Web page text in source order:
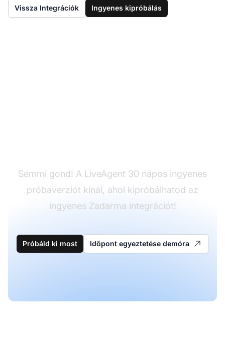
Vissza Integrációk Ingyenes kipróbálás
Semmi gond! A LiveAgent 30 napos ingyenes
próbaverziót kínál, ahol kipróbálhatod az
ingyenes Zadarma integrációt!
Próbáld ki most Időpont egyeztetése demóra